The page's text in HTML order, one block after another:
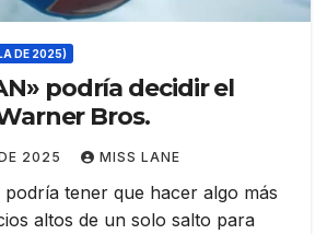
DE 2025)
podría decidir el
Bros.
2025 MISS LANE
podría tener que hacer algo más
altos de un solo salto para